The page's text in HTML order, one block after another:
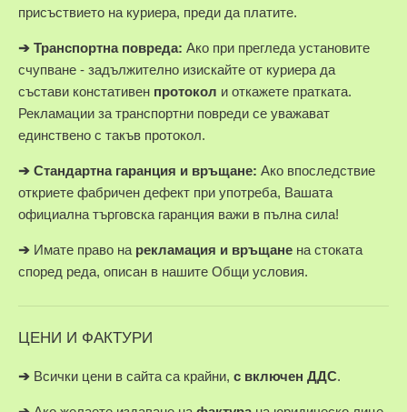
присъствието на куриера, преди да платите.
➔ Транспортна повреда: Ако при прегледа установите
счупване - задължително изискайте от куриера да
състави констативен протокол и откажете пратката.
Рекламации за транспортни повреди се уважават
единствено с такъв протокол.
➔ Стандартна гаранция и връщане: Ако впоследствие
откриете фабричен дефект при употреба, Вашата
официална търговска гаранция важи в пълна сила!
➔ Имате право на рекламация и връщане на стоката
според реда, описан в нашите Общи условия.
ЦЕНИ И ФАКТУРИ
➔ Всички цени в сайта са крайни, с включен ДДС.